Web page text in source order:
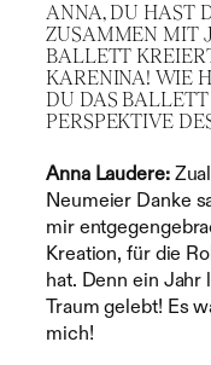
ANNA, DU HAST
ZUSAMMEN MIT
BALLETT
KARENINA! WIE
DU DAS
PERSPEKTIVE
Anna Laudere:
Neumeier Danke
mir
Kreation, für die
hat. Denn ein Jahr
Traum gelebt! Es
mich!